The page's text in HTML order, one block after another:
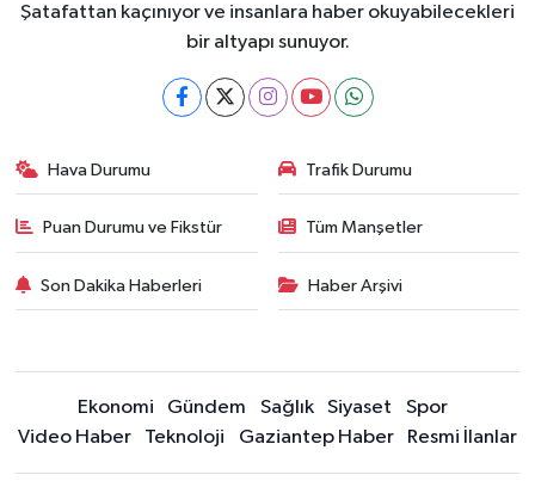
Şatafattan kaçınıyor ve insanlara haber okuyabilecekleri
bir altyapı sunuyor.
Hava Durumu Trafik Durumu
Puan Durumu ve Fikstür Tüm Manşetler
Son Dakika Haberleri Haber Arşivi
Ekonomi Gündem Sağlık Siyaset
Spor
Video Haber
Teknoloji Gaziantep Haber Resmi İlanlar